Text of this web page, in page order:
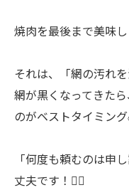
焼肉を最後まで美味し
それは、「網の汚れ
網が黒くなってきた
のがベストタイミング
「何度も頼むのは申
丈夫です！🙂‍↔️